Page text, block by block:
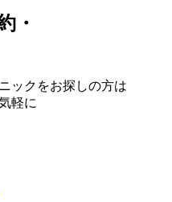
・
ックをお探しの方は
軽に